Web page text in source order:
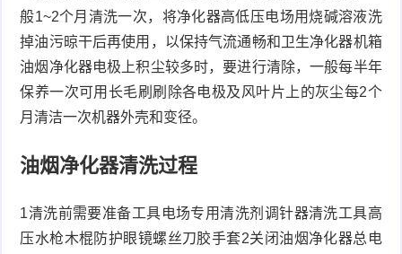
般1~2个月清洗一次，将净化器高低压电场用烧碱溶液洗
掉油污晾干后再使用，以保持气流通畅和卫生净化器机箱
油烟净化器电极上积尘较多时，要进行清除，一般每半年
保养一次可用长毛刷刷除各电极及风叶片上的灰尘每2个
月清洁一次机器外壳和变径。
油烟净化器清洗过程
1清洗前需要准备工具电场专用清洗剂调针器清洗工具高
压水枪木棍防护眼镜螺丝刀胶手套2关闭油烟净化器总电